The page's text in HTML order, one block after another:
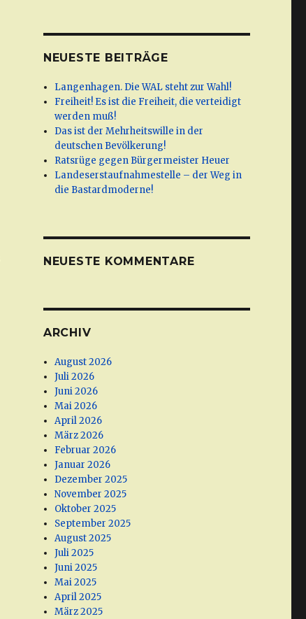
NEUESTE BEITRÄGE
Langenhagen. Die WAL steht zur Wahl!
Freiheit! Es ist die Freiheit, die verteidigt
werden muß!
Das ist der Mehrheitswille in der
deutschen Bevölkerung!
Ratsrüge gegen Bürgermeister Heuer
Landeserstaufnahmestelle – der Weg in
die Bastardmoderne!
NEUESTE KOMMENTARE
ARCHIV
August 2026
Juli 2026
Juni 2026
Mai 2026
April 2026
März 2026
Februar 2026
Januar 2026
Dezember 2025
November 2025
Oktober 2025
September 2025
August 2025
Juli 2025
Juni 2025
Mai 2025
April 2025
März 2025